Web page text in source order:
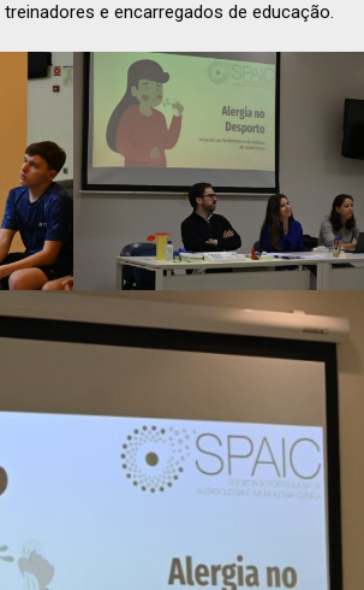
e encarregados de educação.